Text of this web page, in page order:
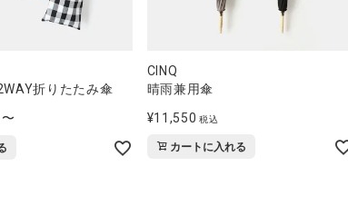
折りたたみ傘
〜
CINQ
晴雨兼用傘
¥11,550 税込
カートに入れる